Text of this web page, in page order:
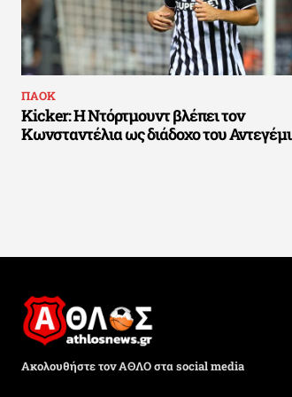
ΠΑΟΚ
Kicker: Η Ντόρτμουντ βλέπει τον
Κωνσταντέλια ως διάδοχο του Αντεγέμι
Ακολουθήστε τον ΑΘΛΟ στα social media